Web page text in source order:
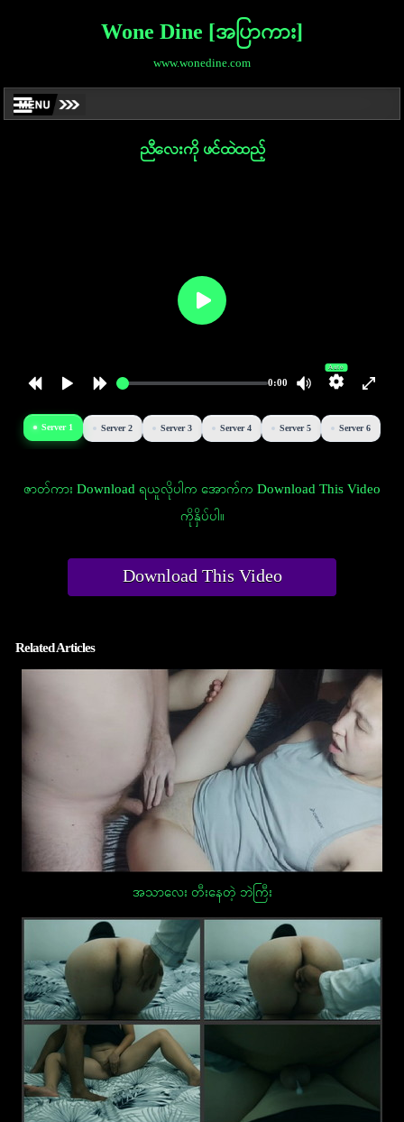
Wone Dine [အပြာကား]
www.wonedine.com
ညီလေးကို ဖင်ထဲထည့်
0:00
Auto
Server 1 Server 2 Server 3 Server 4 Server 5 Server 6
ဇာတ်ကား Download ရယူလိုပါက အောက်က Download This Video
ကိုနှိပ်ပါ။
Download This Video
Related Articles
အသာလေး တီးနေတဲ့ ဘဲကြီး